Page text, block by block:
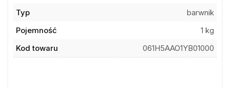
Typ
barwnik
Pojemność
1 kg
Kod towaru
061H5AAO1YB01000